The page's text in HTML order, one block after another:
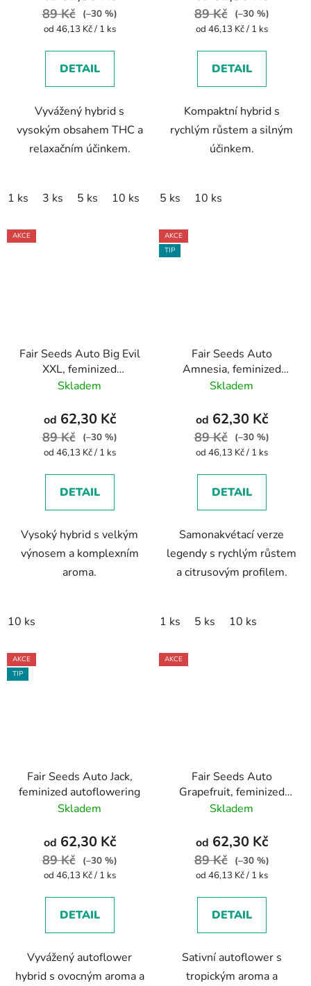
89 Kč
(–30 %)
Měrná
od 46,13 Kč / 1 ks
DETAIL
Vyvážený hybrid s
vysokým obsahem THC a
relaxačním účinkem.
1 ks 3 ks 5 ks 10 ks
89 Kč
(–30 %)
Měrná
od 46,13 Kč / 1 ks
DETAIL
Kompaktní hybrid s
rychlým růstem a silným
účinkem.
5 ks 10 ks
AKCE
Fair Seeds Auto Big Evil
XXL, feminized
autoflowering
Skladem
od 62,30 Kč
89 Kč
(–30 %)
Měrná
od 46,13 Kč / 1 ks
DETAIL
Vysoký hybrid s velkým
výnosem a komplexním
aroma.
10 ks
AKCE
TIP
Fair Seeds Auto
Amnesia, feminized
autoflowering
Skladem
od 62,30 Kč
89 Kč
(–30 %)
Měrná
od 46,13 Kč / 1 ks
DETAIL
Samonakvétací verze
legendy s rychlým růstem
a citrusovým profilem.
1 ks 5 ks 10 ks
AKCE
TIP
Fair Seeds Auto Jack,
feminized autoflowering
Skladem
od 62,30 Kč
89 Kč
(–30 %)
Měrná
od 46,13 Kč / 1 ks
DETAIL
Vyvážený autoflower
hybrid s ovocným aroma a
AKCE
Fair Seeds Auto
Grapefruit, feminized
autoflowering
Skladem
od 62,30 Kč
89 Kč
(–30 %)
Měrná
od 46,13 Kč / 1 ks
DETAIL
Sativní autoflower s
tropickým aroma a